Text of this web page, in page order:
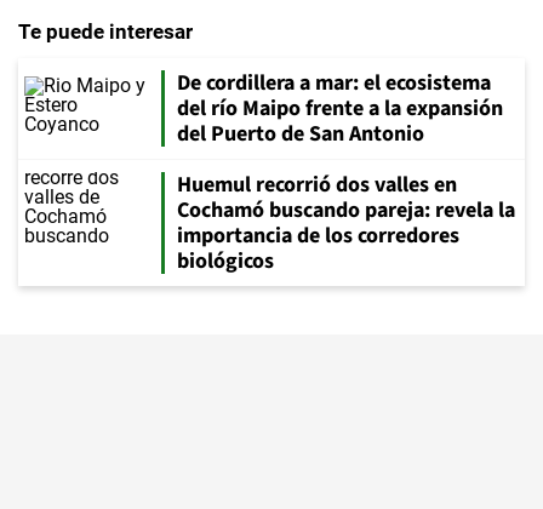
Te puede interesar
De cordillera a mar: el ecosistema
del río Maipo frente a la expansión
del Puerto de San Antonio
Huemul recorrió dos valles en
Cochamó buscando pareja: revela la
importancia de los corredores
biológicos